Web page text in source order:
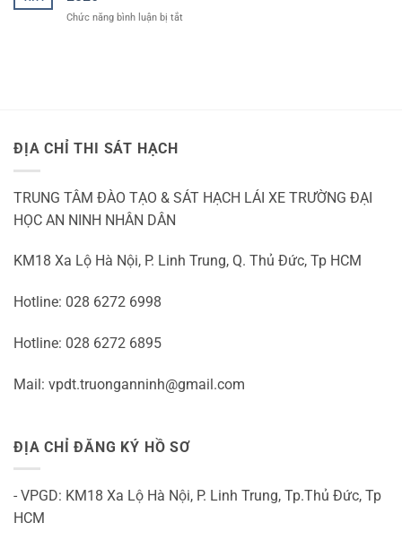
In
Chức năng bình luận bị tắt
ĐỊA CHỈ THI SÁT HẠCH
TRUNG TÂM ĐÀO TẠO & SÁT HẠCH LÁI XE TRƯỜNG ĐẠI
HỌC AN NINH NHÂN DÂN
KM18 Xa Lộ Hà Nội, P. Linh Trung, Q. Thủ Đức, Tp HCM
Hotline: 028 6272 6998
Hotline: 028 6272 6895
Mail: vpdt.truonganninh@gmail.com
ĐỊA CHỈ ĐĂNG KÝ HỒ SƠ
- VPGD: KM18 Xa Lộ Hà Nội, P. Linh Trung, Tp.Thủ Đức, Tp
HCM